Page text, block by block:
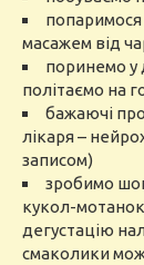
попаримося
масажем від
поринемо у
політаємо на
бажаючі
лікаря –
записом)
зробимо
кукол-
дегустацію
смаколики